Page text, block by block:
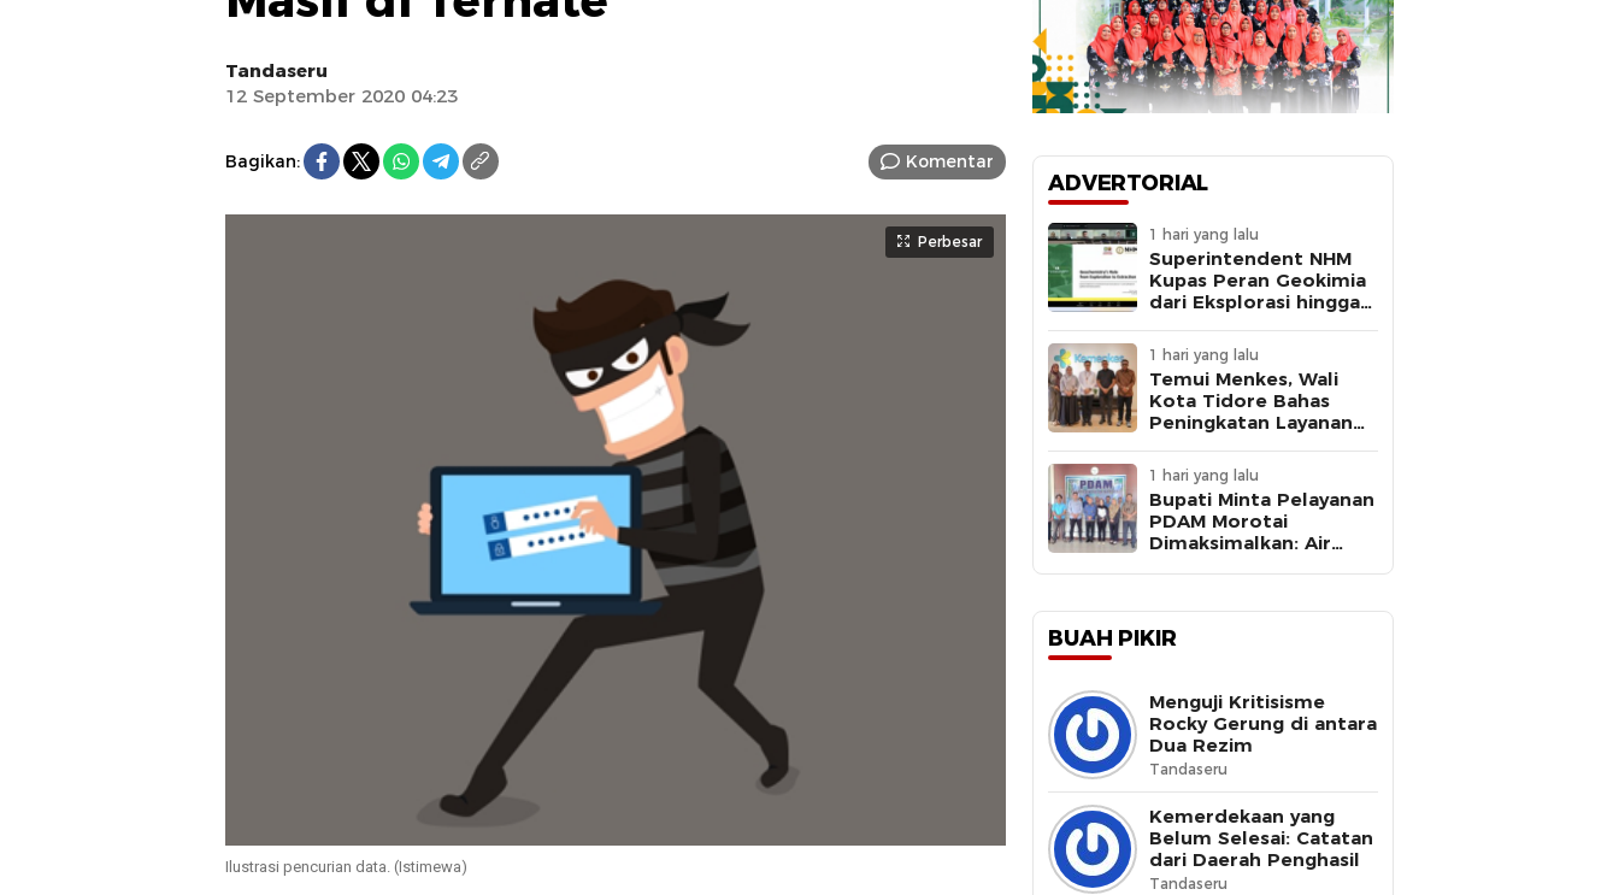
Tandaseru
12 September 2020 04:23
Bagikan: Komentar
Perbesar
Ilustrasi pencurian data. (Istimewa)
ADVERTORIAL
1 hari yang lalu
Superintendent NHM
Kupas Peran Geokimia
dari Eksplorasi hingga
Webinar MGEI-SC UNG
1 hari yang lalu
Temui Menkes, Wali
Kota Tidore Bahas
Peningkatan Layanan
1 hari yang lalu
Bupati Minta Pelayanan
PDAM Morotai
Dimaksimalkan: Air
BUAH PIKIR
Menguji Kritisisme
Rocky Gerung di antara
Dua Rezim
Tandaseru
Kemerdekaan yang
Belum Selesai: Catatan
dari Daerah Penghasil
Tandaseru